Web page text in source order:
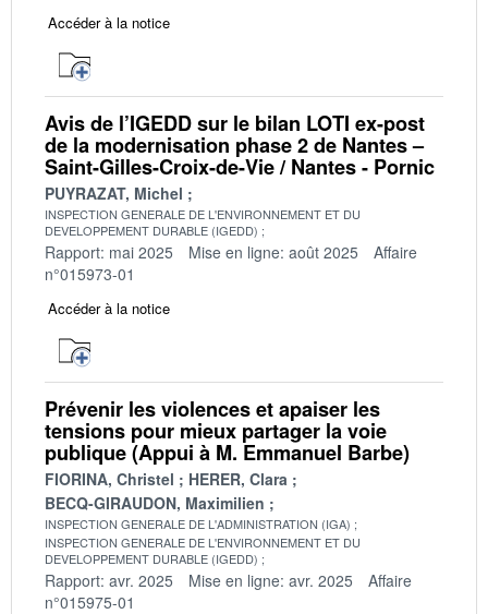
Accéder à la notice
Avis de l’IGEDD sur le bilan LOTI ex-post
de la modernisation phase 2 de Nantes –
Saint-Gilles-Croix-de-Vie / Nantes - Pornic
PUYRAZAT, Michel
INSPECTION GENERALE DE L'ENVIRONNEMENT ET DU
DEVELOPPEMENT DURABLE (IGEDD)
Rapport: mai 2025 Mise en ligne: août 2025
Affaire
n°015973-01
Accéder à la notice
Prévenir les violences et apaiser les
tensions pour mieux partager la voie
publique (Appui à M. Emmanuel Barbe)
FIORINA, Christel
HERER, Clara
BECQ-GIRAUDON, Maximilien
INSPECTION GENERALE DE L'ADMINISTRATION (IGA)
INSPECTION GENERALE DE L'ENVIRONNEMENT ET DU
DEVELOPPEMENT DURABLE (IGEDD)
Rapport: avr. 2025 Mise en ligne: avr. 2025
Affaire
n°015975-01